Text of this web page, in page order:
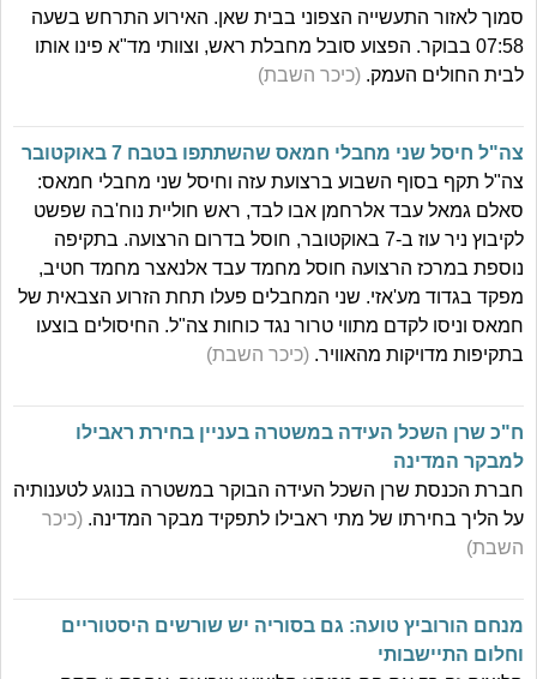
סמוך לאזור התעשייה הצפוני בבית שאן. האירוע התרחש בשעה
07:58 בבוקר. הפצוע סובל מחבלת ראש, וצוותי מד"א פינו אותו
לבית החולים העמק. (כיכר השבת)
צה"ל חיסל שני מחבלי חמאס שהשתתפו בטבח 7 באוקטובר
צה"ל תקף בסוף השבוע ברצועת עזה וחיסל שני מחבלי חמאס:
סאלם גמאל עבד אלרחמן אבו לבד, ראש חוליית נוח'בה שפשט
לקיבוץ ניר עוז ב-7 באוקטובר, חוסל בדרום הרצועה. בתקיפה
נוספת במרכז הרצועה חוסל מחמד עבד אלנאצר מחמד חטיב,
מפקד בגדוד מע'אזי. שני המחבלים פעלו תחת הזרוע הצבאית של
חמאס וניסו לקדם מתווי טרור נגד כוחות צה"ל. החיסולים בוצעו
בתקיפות מדויקות מהאוויר. (כיכר השבת)
ח"כ שרן השכל העידה במשטרה בעניין בחירת ראבילו
למבקר המדינה
חברת הכנסת שרן השכל העידה הבוקר במשטרה בנוגע לטענותיה
על הליך בחירתו של מתי ראבילו לתפקיד מבקר המדינה. (כיכר
השבת)
מנחם הורוביץ טועה: גם בסוריה יש שורשים היסטוריים
וחלום התיישבותי